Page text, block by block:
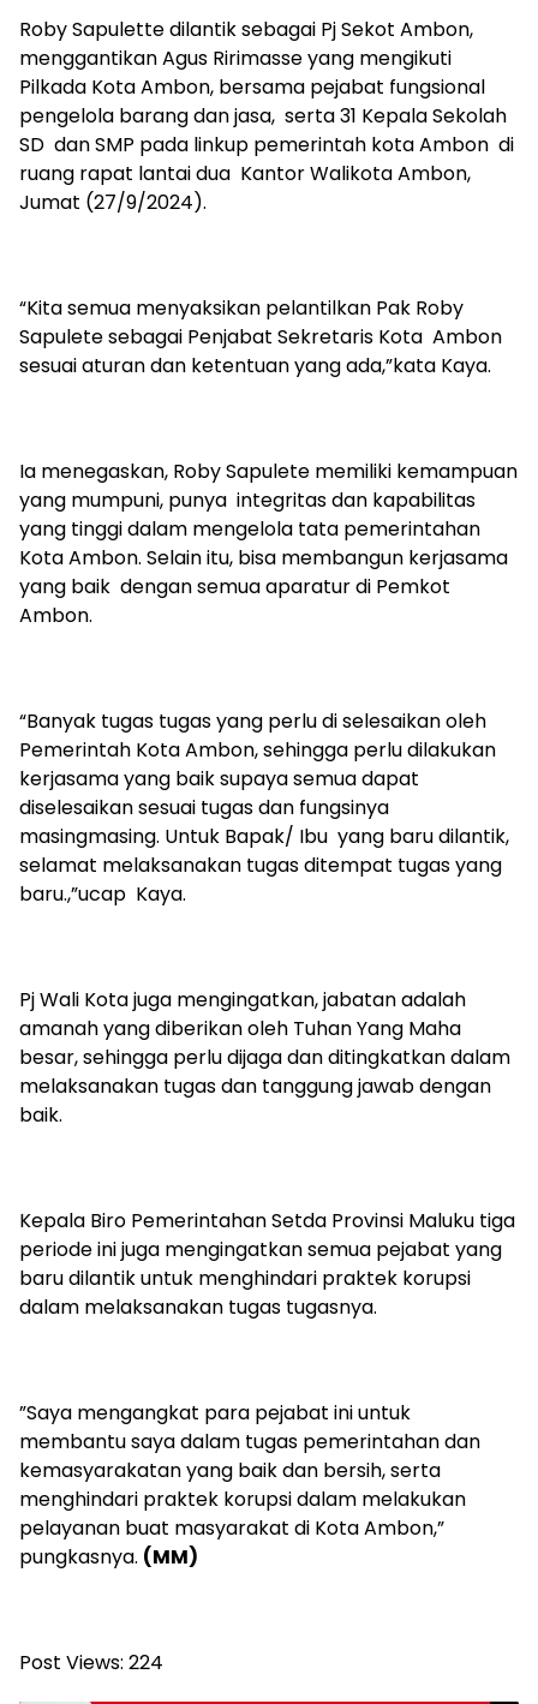
Roby Sapulette dilantik sebagai Pj Sekot Ambon,
menggantikan Agus Ririmasse yang mengikuti
Pilkada Kota Ambon, bersama pejabat fungsional
pengelola barang dan jasa, serta 31 Kepala Sekolah
SD dan SMP pada linkup pemerintah kota Ambon di
ruang rapat lantai dua Kantor Walikota Ambon,
Jumat (27/9/2024).
“Kita semua menyaksikan pelantilkan Pak Roby
Sapulete sebagai Penjabat Sekretaris Kota Ambon
sesuai aturan dan ketentuan yang ada,”kata Kaya.
Ia menegaskan, Roby Sapulete memiliki kemampuan
yang mumpuni, punya integritas dan kapabilitas
yang tinggi dalam mengelola tata pemerintahan
Kota Ambon. Selain itu, bisa membangun kerjasama
yang baik dengan semua aparatur di Pemkot
Ambon.
“Banyak tugas tugas yang perlu di selesaikan oleh
Pemerintah Kota Ambon, sehingga perlu dilakukan
kerjasama yang baik supaya semua dapat
diselesaikan sesuai tugas dan fungsinya
masingmasing. Untuk Bapak/ Ibu yang baru dilantik,
selamat melaksanakan tugas ditempat tugas yang
baru.,”ucap Kaya.
Pj Wali Kota juga mengingatkan, jabatan adalah
amanah yang diberikan oleh Tuhan Yang Maha
besar, sehingga perlu dijaga dan ditingkatkan dalam
melaksanakan tugas dan tanggung jawab dengan
baik.
Kepala Biro Pemerintahan Setda Provinsi Maluku tiga
periode ini juga mengingatkan semua pejabat yang
baru dilantik untuk menghindari praktek korupsi
dalam melaksanakan tugas tugasnya.
”Saya mengangkat para pejabat ini untuk
membantu saya dalam tugas pemerintahan dan
kemasyarakatan yang baik dan bersih, serta
menghindari praktek korupsi dalam melakukan
pelayanan buat masyarakat di Kota Ambon,”
pungkasnya. (MM)
Post Views: 224